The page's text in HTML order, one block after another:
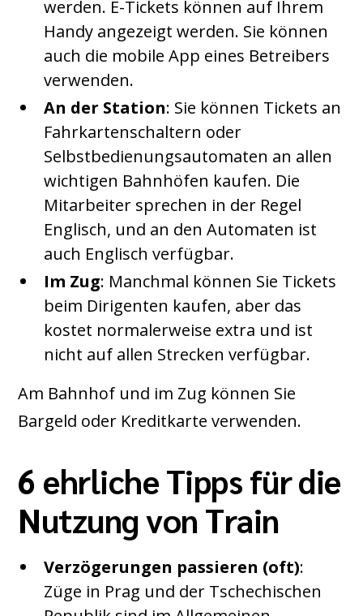
werden. E-Tickets können auf Ihrem
Handy angezeigt werden. Sie können
auch die mobile App eines Betreibers
verwenden.
An der Station: Sie können Tickets an
Fahrkartenschaltern oder
Selbstbedienungsautomaten an allen
wichtigen Bahnhöfen kaufen. Die
Mitarbeiter sprechen in der Regel
Englisch, und an den Automaten ist
auch Englisch verfügbar.
Im Zug: Manchmal können Sie Tickets
beim Dirigenten kaufen, aber das
kostet normalerweise extra und ist
nicht auf allen Strecken verfügbar.
Am Bahnhof und im Zug können Sie
Bargeld oder Kreditkarte verwenden.
6 ehrliche Tipps für die
Nutzung von Train
Verzögerungen passieren (oft):
Züge in Prag und der Tschechischen